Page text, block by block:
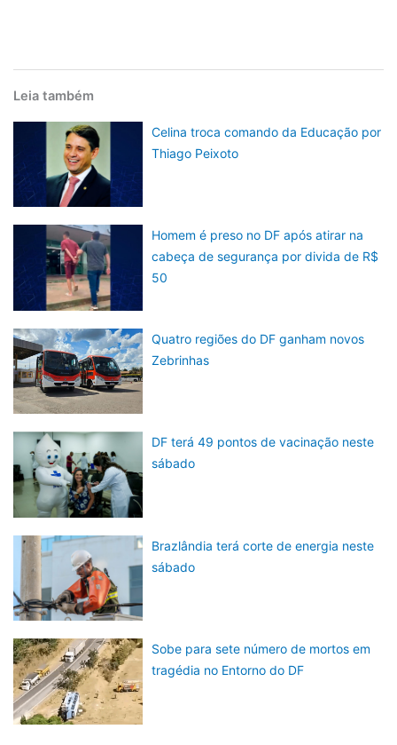
Leia também
Celina troca comando da Educação por
Thiago Peixoto
Homem é preso no DF após atirar na
cabeça de segurança por divida de R$
50
Quatro regiões do DF ganham novos
Zebrinhas
DF terá 49 pontos de vacinação neste
sábado
Brazlândia terá corte de energia neste
sábado
Sobe para sete número de mortos em
tragédia no Entorno do DF